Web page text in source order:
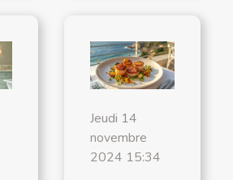
Jeudi 14
novembre
2024 15:34